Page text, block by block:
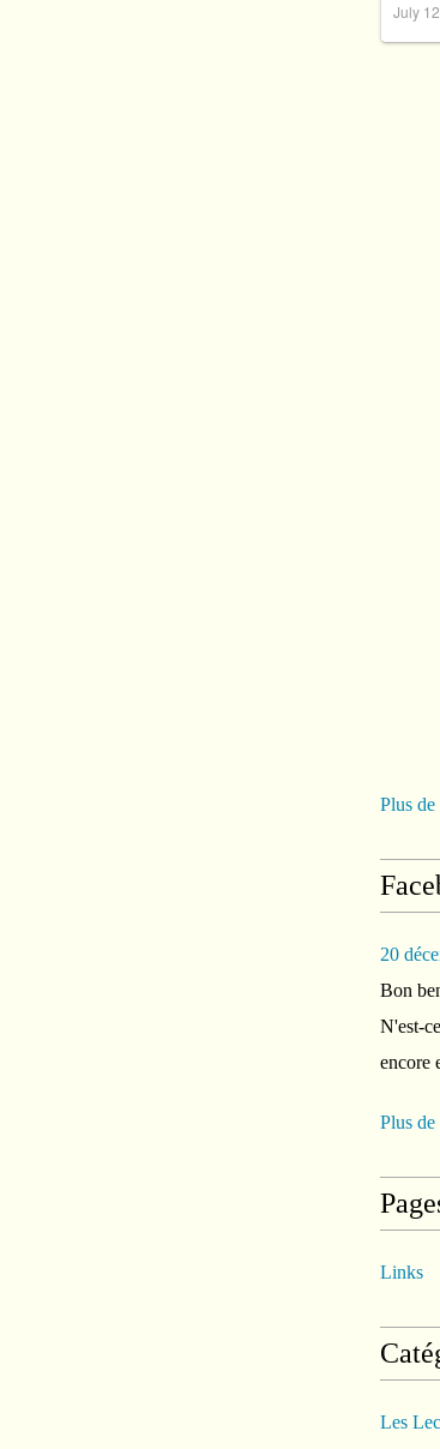
July
Plus de
20
Bon
N'est-
encore
Plus de
Links
Les